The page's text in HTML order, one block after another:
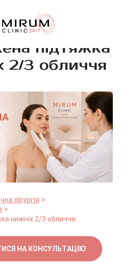
підтяжка
2/3 обличчя
хірургія
нижніх 2/3 обличчя
НА КОНСУЛЬТАЦІЮ